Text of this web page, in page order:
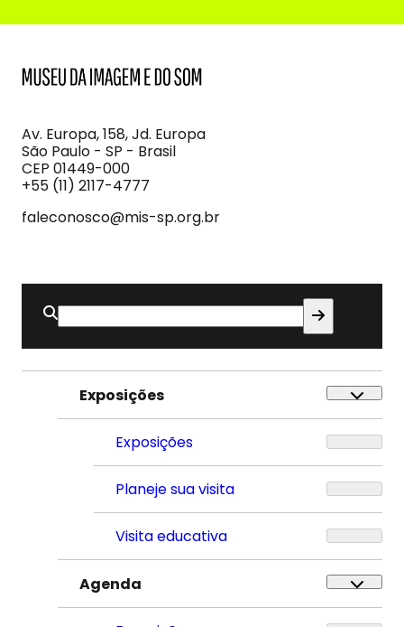
Imagem
e
do
Som
Av. Europa, 158, Jd. Europa
São Paulo - SP - Brasil
CEP 01449-000
+55 (11) 2117-4777
faleconosco@mis-sp.org.br
Buscar
por:
Exposições
Exposições
Planeje sua visita
Visita educativa
Agenda